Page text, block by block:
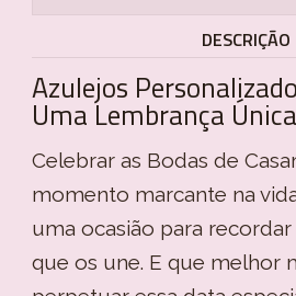
DESCRIÇÃO
Azulejos
Uma Lembrança
Celebrar as Bodas de
momento marcante na
uma ocasião para
que os une. E que melhor